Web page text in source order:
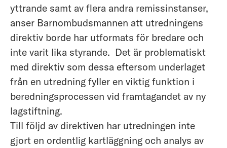
yttrande samt av flera andra remissinstanser,
anser Barnombudsmannen att utredningens
direktiv borde har utformats för bredare och
inte varit lika styrande. Det är problematiskt
med direktiv som dessa eftersom underlaget
från en utredning fyller en viktig funktion i
beredningsprocessen vid framtagandet av ny
lagstiftning.
Till följd av direktiven har utredningen inte
gjort en ordentlig kartläggning och analys av